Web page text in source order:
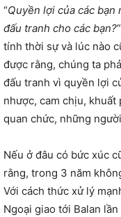
“Quyền lợi của các bạn
đấu tranh cho các bạn?
tính thời sự và lúc nào
được rằng, chúng ta
đấu tranh vì quyền lợi
nhược, cam chịu,
quan chức, những
Nếu ở đâu có bức xúc
rằng, trong 3 năm
Với cách thức xử lý
Ngoại giao tới Balan